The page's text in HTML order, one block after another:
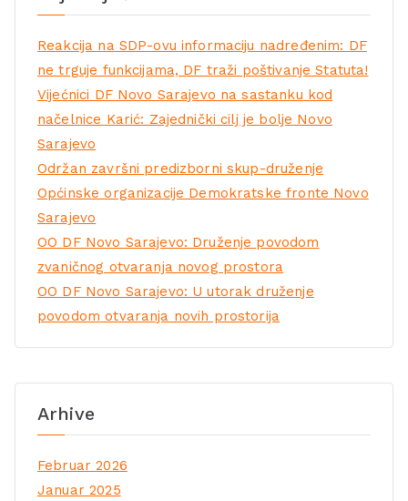
Reakcija na SDP-ovu informaciju nadređenim: DF
ne trguje funkcijama, DF traži poštivanje Statuta!
Vijećnici DF Novo Sarajevo na sastanku kod
načelnice Karić: Zajednički cilj je bolje Novo
Sarajevo
Održan završni predizborni skup-druženje
Općinske organizacije Demokratske fronte Novo
Sarajevo
OO DF Novo Sarajevo: Druženje povodom
zvaničnog otvaranja novog prostora
OO DF Novo Sarajevo: U utorak druženje
povodom otvaranja novih prostorija
Arhive
Februar 2026
Januar 2025